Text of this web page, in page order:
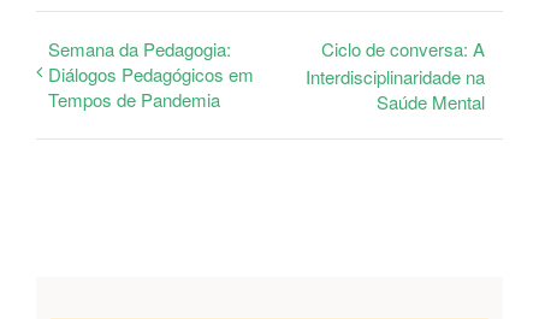
Semana da Pedagogia:
Diálogos Pedagógicos em
Tempos de Pandemia
Ciclo de conversa: A
Interdisciplinaridade na
Saúde Mental